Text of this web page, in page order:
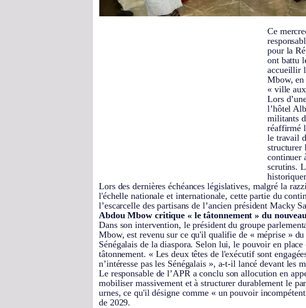
Ce
pour la
ont battu
accueillir
Mbow, en
« ville
Lors
l’hôtel
militants
réaffirmé
le travail
structurer
continuer
scrutins.
Lors des dernières échéances législatives, malgré la
l'échelle nationale et internationale, cette partie du
l’escarcelle des partisans de l’ancien président Macky
Abdou Mbow critique « le tâtonnement » du
Dans son intervention, le président du groupe
Mbow, est revenu sur ce qu'il qualifie de « méprise »
Sénégalais de la diaspora. Selon lui, le pouvoir en place
tâtonnement. « Les deux têtes de l'exécutif sont
n’intéresse pas les Sénégalais », a-t-il lancé devant les
Le responsable de l’APR a conclu son allocution en
mobiliser massivement et à structurer durablement le
urnes, ce qu'il désigne comme « un pouvoir
de 2029.